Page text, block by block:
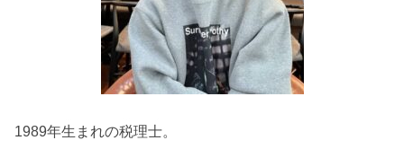
1989年生まれの税理士。